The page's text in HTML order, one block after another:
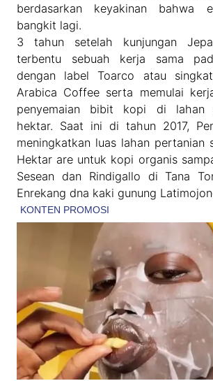
berdasarkan keyakinan bahwa
bangkit lagi.
3 tahun setelah kunjungan
terbentu sebuah kerja sama
dengan label Toarco atau
Arabica Coffee serta memulai
penyemaian bibit kopi di lahan
hektar. Saat ini di tahun 2017,
meningkatkan luas lahan pertanian
Hektar are untuk kopi organis
Sesean dan Rindigallo di Tana
Enrekang dna kaki gunung